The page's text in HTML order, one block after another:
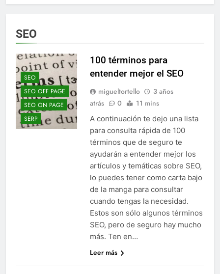
SEO
SEO
SEO OFF PAGE
SEO ON PAGE
SERP
100 términos para
entender mejor el SEO
migueltortello
3 años
atrás
0 11 mins
A continuación te dejo una lista
para consulta rápida de 100
términos que de seguro te
ayudarán a entender mejor los
artículos y temáticas sobre SEO,
lo puedes tener como carta bajo
de la manga para consultar
cuando tengas la necesidad.
Estos son sólo algunos términos
SEO, pero de seguro hay mucho
más. Ten en…
Leer más